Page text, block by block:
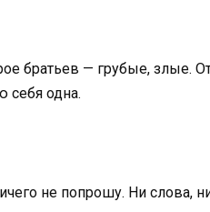
братьев — грубые, злые.
себя одна.
не попрошу. Ни слова,